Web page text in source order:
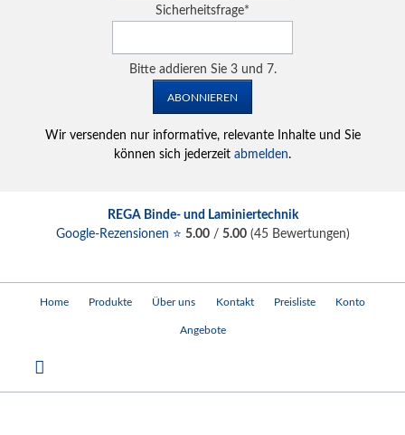
Adresse
Pflichtfeld
Sicherheitsfrage*
Bitte addieren Sie 3 und 7.
ABONNIEREN
Wir versenden nur informative, relevante Inhalte und Sie
können sich jederzeit abmelden.
Home Produkte Über uns Kontakt Preisliste Konto
Angebote
REGA Binde- und Laminiertechnik
Google-Rezensionen ⭐ 5.00/ 5.00(45Bewertungen)